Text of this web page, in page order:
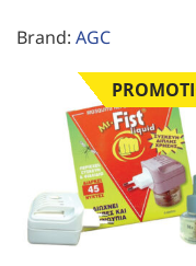
Brand: AGC